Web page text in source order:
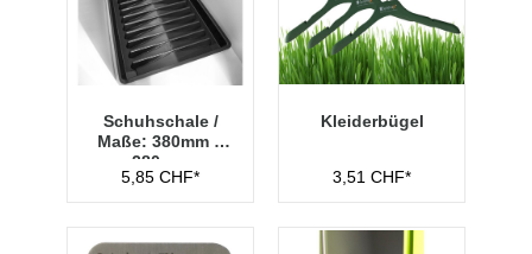
Schuhschale /
Maße: 380mm x
280mm
5,85 CHF*
Kleiderbügel
3,51 CHF*